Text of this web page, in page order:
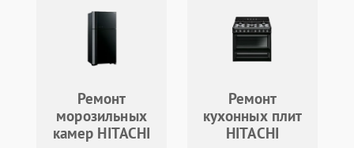
Ремонт
морозильных
камер HITACHI
Ремонт
кухонных плит
HITACHI